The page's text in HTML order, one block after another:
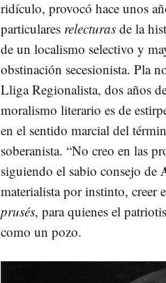
ridículo, provocó hace unos
particulares relecturas de la
de un localismo selectivo y
obstinación secesionista. Pla
Lliga Regionalista, dos años
moralismo literario es de
en el sentido marcial del
soberanista. “No creo en las
siguiendo el sabio consejo de
materialista por instinto, creer
prusés, para quienes el
como un pozo.